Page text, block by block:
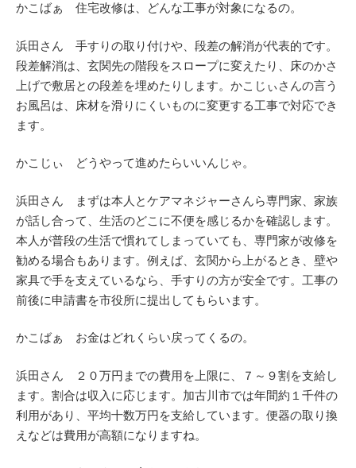
かこばぁ 住宅改修は、どんな工事が対象になるの。
浜田さん 手すりの取り付けや、段差の解消が代表的です。
段差解消は、玄関先の階段をスロープに変えたり、床のかさ
上げで敷居との段差を埋めたりします。かこじぃさんの言う
お風呂は、床材を滑りにくいものに変更する工事で対応でき
ます。
かこじぃ どうやって進めたらいいんじゃ。
浜田さん まずは本人とケアマネジャーさんら専門家、家族
が話し合って、生活のどこに不便を感じるかを確認します。
本人が普段の生活で慣れてしまっていても、専門家が改修を
勧める場合もあります。例えば、玄関から上がるとき、壁や
家具で手を支えているなら、手すりの方が安全です。工事の
前後に申請書を市役所に提出してもらいます。
かこばぁ お金はどれくらい戻ってくるの。
浜田さん ２０万円までの費用を上限に、７～９割を支給し
ます。割合は収入に応じます。加古川市では年間約１千件の
利用があり、平均十数万円を支給しています。便器の取り換
えなどは費用が高額になりますね。